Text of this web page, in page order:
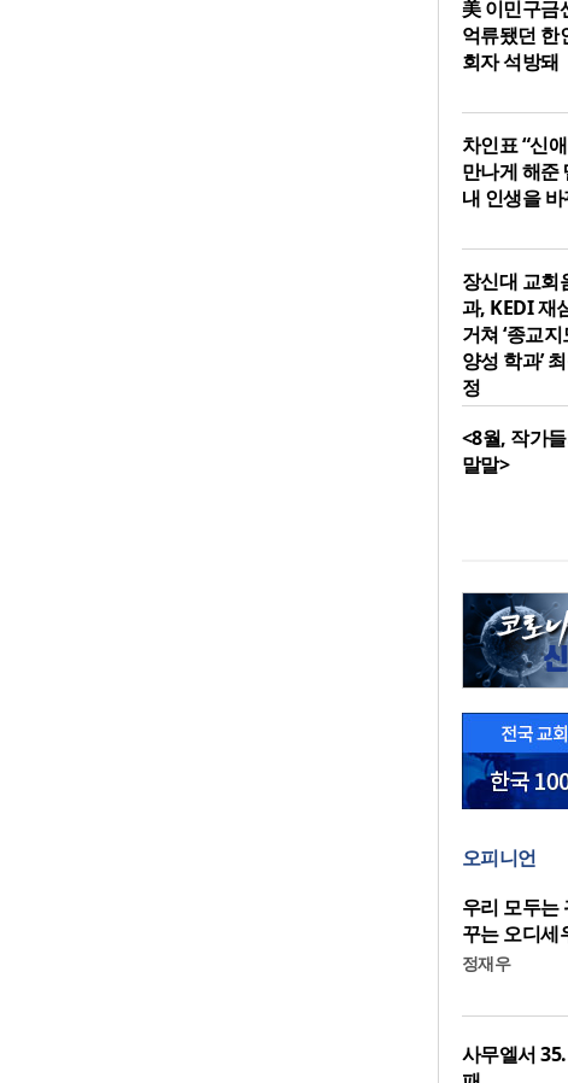
美 이민구금
억류됐던 한
회자 석방돼
차인표 “신
만나게 해준
내 인생을 바
장신대 교회
과, KEDI 재
거쳐 ‘종교
양성 학과’
정
<8월, 작가
말말>
오피니언
우리 모두는
꾸는 오디세
정재우
사무엘서